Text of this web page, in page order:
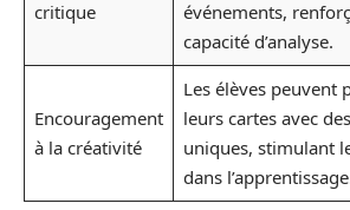
critique
événements,
capacité d’analyse.
Encouragement
à la créativité
Les élèves peuvent
leurs cartes avec
uniques, stimulant
dans